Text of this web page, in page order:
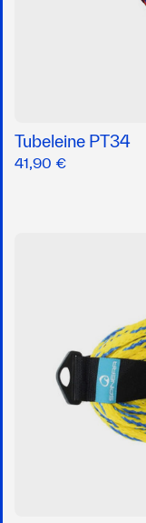
Tubeleine PT34
41,90 €